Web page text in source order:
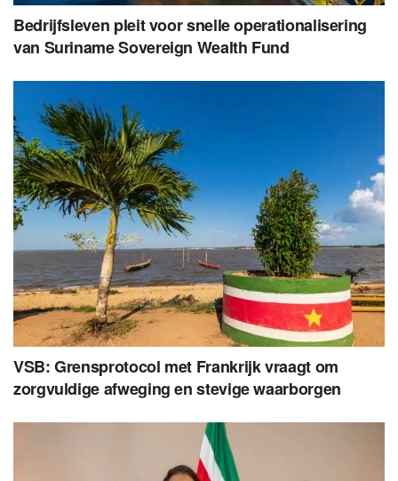
Bedrijfsleven pleit voor snelle operationalisering
van Suriname Sovereign Wealth Fund
VSB: Grensprotocol met Frankrijk vraagt om
zorgvuldige afweging en stevige waarborgen